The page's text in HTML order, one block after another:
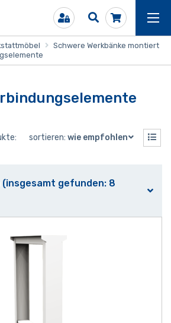
Schwere Werkbänke montiert
sortieren: wie empfohlen
gefunden: 8